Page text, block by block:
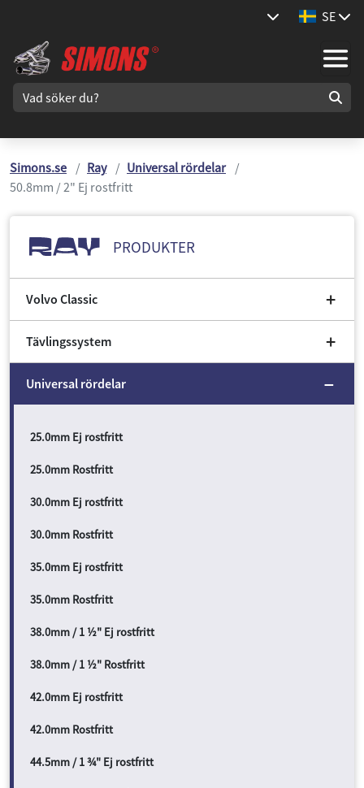
SE
Simons.se Ray
Universal rördelar
50.8mm / 2" Ej rostfritt
PRODUKTER
Volvo Classic
Tävlingssystem
Universal rördelar
25.0mm Ej rostfritt
25.0mm Rostfritt
30.0mm Ej rostfritt
30.0mm Rostfritt
35.0mm Ej rostfritt
35.0mm Rostfritt
38.0mm / 1 ½" Ej rostfritt
38.0mm / 1 ½" Rostfritt
42.0mm Ej rostfritt
42.0mm Rostfritt
44.5mm / 1 ¾" Ej rostfritt